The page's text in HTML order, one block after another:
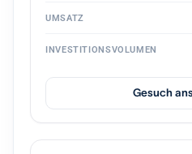
Installation, Betrieb, Wartung
Brandenburg, Sachsen,
Mitarbeiter: 5-50 Umsatz: 0,5-5
flexibel, partnerschaftlich
gerne weiter aktiv
UMSATZ
INVESTITIONSVOLUMEN
Gesuch